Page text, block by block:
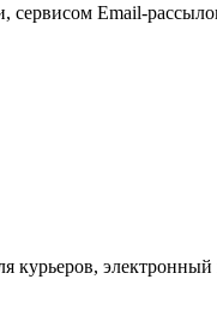
сервисом Email-
курьеров,